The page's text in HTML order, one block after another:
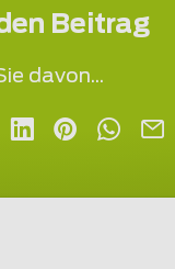
Beitrag
davon...